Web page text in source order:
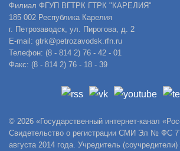
Филиал ФГУП ВГТРК ГТРК "КАРЕЛИЯ"
185 002 Республика Карелия
г. Петрозаводск, ул. Пирогова, д. 2
E-mail: gtrk@petrozavodsk.rfn.ru
Телефон: (8 - 814 2) 76 - 42 - 01
Факс: (8 - 814 2) 76 - 18 - 39
© 2026 «Государственный интернет-канал
Свидетельство о регистрации СМИ Эл № ФС
августа 2014 года. Учредитель